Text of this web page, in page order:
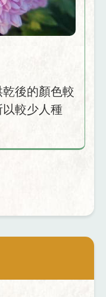
後的顏色較
較少人種